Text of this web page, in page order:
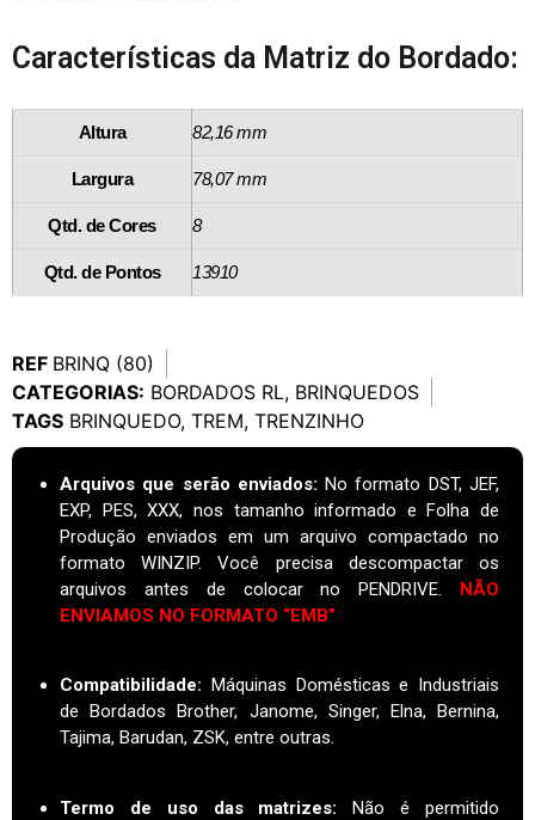
Características da Matriz do Bordado:
Altura 82,16 mm
Largura 78,07 mm
Qtd. de Cores 8
Qtd. de Pontos 13910
REF BRINQ (80)
CATEGORIAS: BORDADOS RL, BRINQUEDOS
TAGS BRINQUEDO, TREM, TRENZINHO
Arquivos que serão enviados: No formato DST, JEF,
EXP, PES, XXX, nos tamanho informado e Folha de
Produção enviados em um arquivo compactado no
formato WINZIP. Você precisa descompactar os
arquivos antes de colocar no PENDRIVE. NÃO
ENVIAMOS NO FORMATO “EMB”
Compatibilidade:
Máquinas Domésticas e Industriais
de Bordados Brother, Janome, Singer, Elna, Bernina,
Tajima, Barudan, ZSK, entre outras.
Termo de uso das matrizes:
Não é permitido